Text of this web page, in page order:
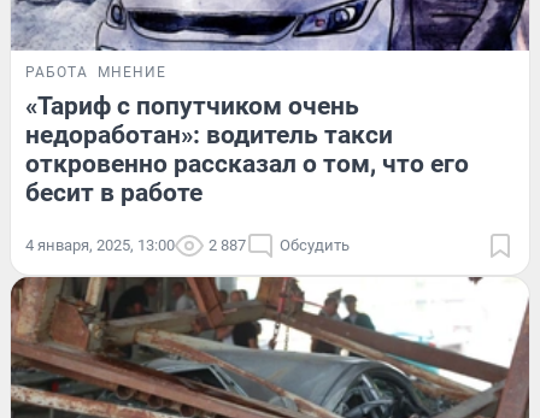
РАБОТА МНЕНИЕ
«Тариф с попутчиком очень
недоработан»: водитель такси
откровенно рассказал о том, что его
бесит в работе
4 января, 2025, 13:00 2 887 Обсудить